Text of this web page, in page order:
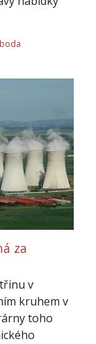
za
v
kruhem v
toho